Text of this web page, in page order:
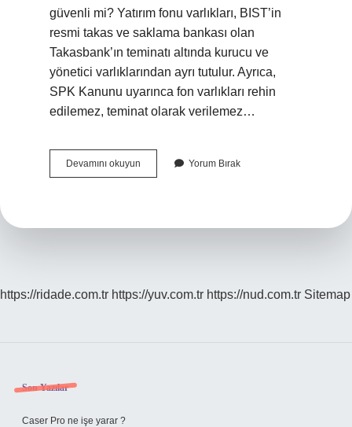
güvenli mi? Yatırım fonu varlıkları, BIST’in
resmi takas ve saklama bankası olan
Takasbank’ın teminatı altında kurucu ve
yönetici varlıklarından ayrı tutulur. Ayrıca,
SPK Kanunu uyarınca fon varlıkları rehin
edilemez, teminat olarak verilemez…
Devamını okuyun Fonlarda
Devlet
Yorum Bırak
https://ridade.com.tr https://yuv.com.tr https://nud.com.tr Sitemap
Sidebar
Son Yazılar
Caser Pro ne işe yarar ?